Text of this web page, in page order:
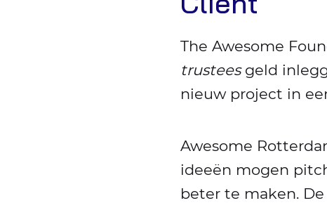
The Awesome
trusteesgeld
nieuw project in
Awesome
ideeën mogen
beter te maken.